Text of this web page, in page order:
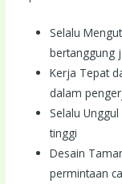
Selalu
bertanggung
Kerja Tepat
dalam
Selalu
tinggi
Desain
permintaan